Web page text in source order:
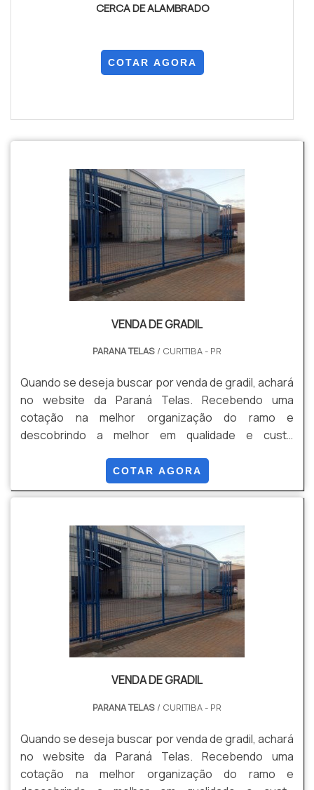
CERCA DE ALAMBRADO
COTAR AGORA
VENDA DE GRADIL
PARANA TELAS / CURITIBA - PR
Quando se deseja buscar por venda de gradil, achará
no website da Paraná Telas. Recebendo uma
cotação na melhor organização do ramo e
descobrindo a melhor em qualidade e custo
os profissionais especializados da Paraná Telas o
cliente conseguirá proteção com soluções para
necessário para a fixação deste tipo de cercamento.
MAIS INFORM...
COTAR AGORA
VENDA DE GRADIL
PARANA TELAS / CURITIBA - PR
Quando se deseja buscar por venda de gradil, achará
no website da Paraná Telas. Recebendo uma
cotação na melhor organização do ramo e